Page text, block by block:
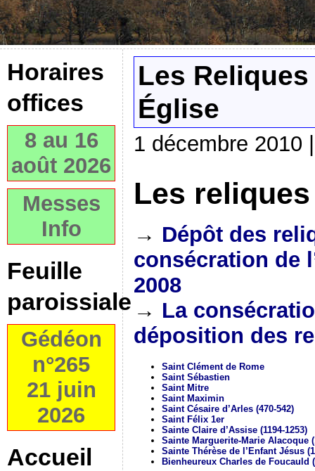
Horaires
offices
8 au 16
août 2026
Messes
Info
Feuille
paroissiale
Gédéon
n°265
21 juin
2026
Accueil
Les
Église
1 décembre
Les reliques
→ Dépôt des
consécration de
2008
→ La
déposition des
Saint Clément de Rome
Saint Sébastien
Saint Mitre
Saint Maximin
Saint Césaire d’Arles (470-542)
Saint Félix 1er
Sainte Claire d’Assise (1194-1253)
Sainte Marguerite-Marie Alacoque
Sainte Thérèse de l’Enfant Jésus
Bienheureux Charles de Foucauld